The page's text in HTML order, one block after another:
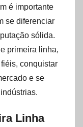
é importante
se diferenciar
sólida.
primeira linha,
conquistar
e se
Linha